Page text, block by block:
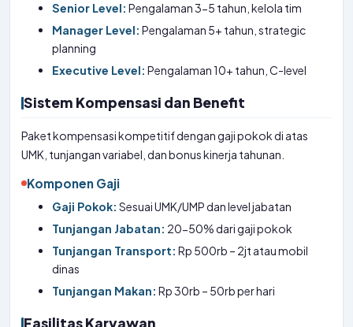
Senior Level: Pengalaman 3-5 tahun, kelola tim
Manager Level: Pengalaman 5+ tahun, strategic
planning
Executive Level: Pengalaman 10+ tahun, C-level
Sistem Kompensasi dan Benefit
Paket kompensasi kompetitif dengan gaji pokok di atas
UMK, tunjangan variabel, dan bonus kinerja tahunan.
Komponen Gaji
Gaji Pokok: Sesuai UMK/UMP dan level jabatan
Tunjangan Jabatan: 20-50% dari gaji pokok
Tunjangan Transport: Rp 500rb – 2jt atau mobil
dinas
Tunjangan Makan: Rp 30rb – 50rb per hari
Fasilitas Karyawan